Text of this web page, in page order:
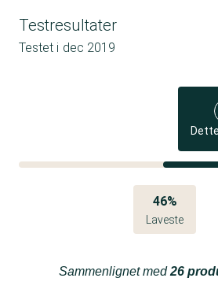
Testresultater
Testet i dec 2019
46%
Laveste
Sammenlignet med26